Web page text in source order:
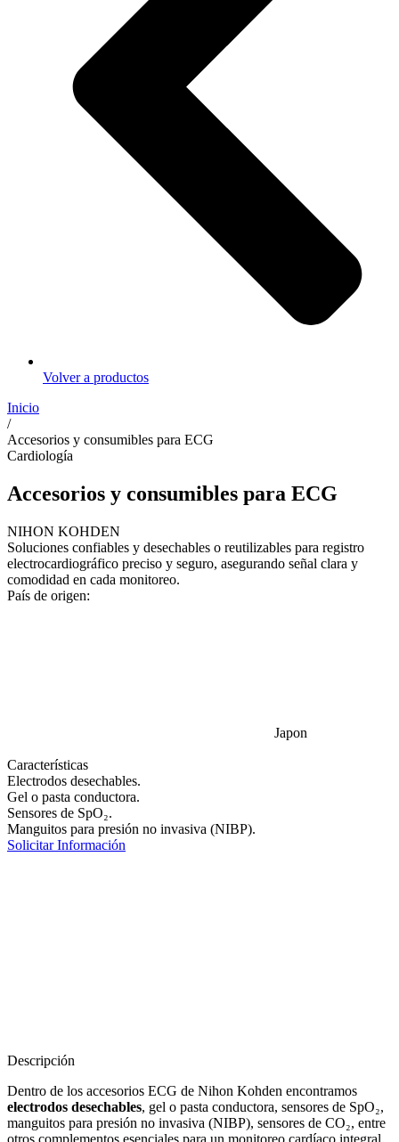
Volver a productos
Inicio
/
Accesorios y consumibles para ECG
Cardiología
Accesorios y consumibles para ECG
NIHON KOHDEN
Soluciones confiables y desechables o reutilizables para registro
electrocardiográfico preciso y seguro, asegurando señal clara y
comodidad en cada monitoreo.
País de origen:
Japon
Características
Electrodos desechables.
Gel o pasta conductora.
Sensores de SpO₂.
Manguitos para presión no invasiva (NIBP).
Solicitar Información
Descripción
Dentro de los accesorios ECG de Nihon Kohden encontramos
electrodos desechables, gel o pasta conductora, sensores de SpO₂,
manguitos para presión no invasiva (NIBP), sensores de CO₂, entre
otros complementos esenciales para un monitoreo cardíaco integral.